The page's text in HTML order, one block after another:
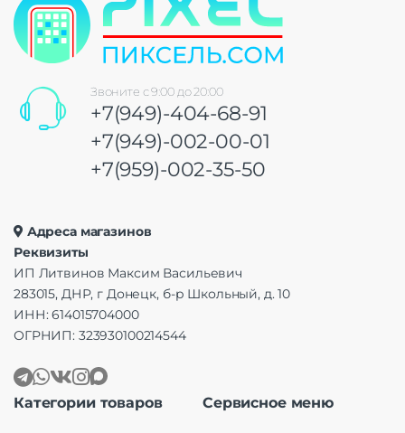
Звоните с 9:00 до 20:00
+7(949)-404-68-91
+7(949)-002-00-01
+7(959)-002-35-50
Адреса магазинов
Реквизиты
ИП Литвинов Максим Васильевич
283015, ДНР, г Донецк, б-р Школьный, д. 10
ИНН: 614015704000
ОГРНИП: 323930100214544
Категории товаров Сервисное меню